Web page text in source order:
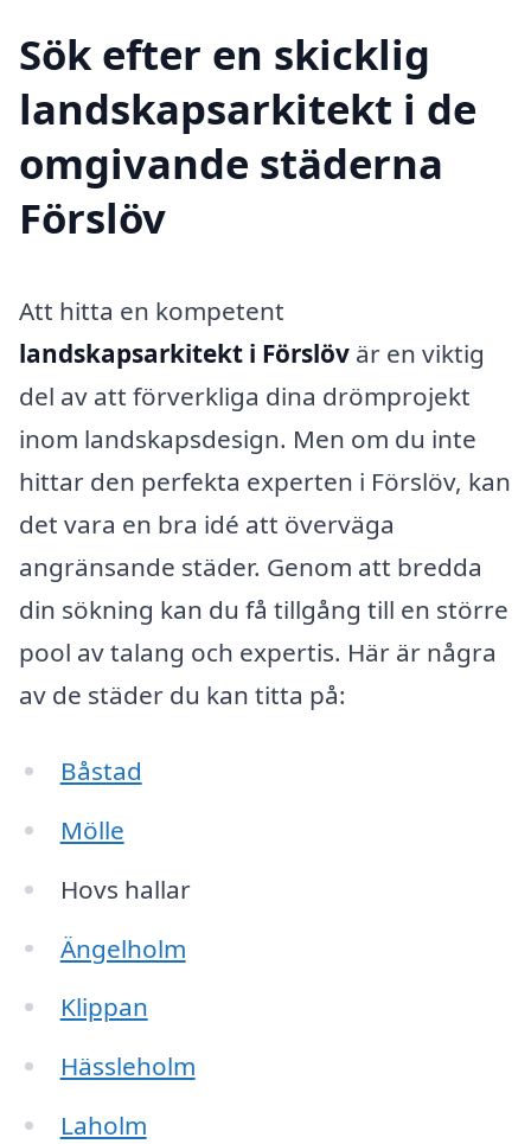
Sök efter en skicklig
landskapsarkitekt i de
omgivande städerna
Förslöv
Att hitta en kompetent
landskapsarkitekt i Förslöv är en viktig
del av att förverkliga dina drömprojekt
inom landskapsdesign. Men om du inte
hittar den perfekta experten i Förslöv, kan
det vara en bra idé att överväga
angränsande städer. Genom att bredda
din sökning kan du få tillgång till en större
pool av talang och expertis. Här är några
av de städer du kan titta på:
Båstad
Mölle
Hovs hallar
Ängelholm
Klippan
Hässleholm
Laholm